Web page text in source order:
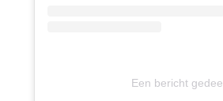
Een bericht